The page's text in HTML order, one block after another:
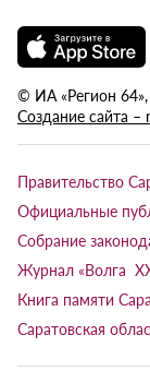
© ИА «Регион
Создание сайта –
Правительство
Официальные
Собрание
Журнал «Волга
Книга памяти
Саратовская